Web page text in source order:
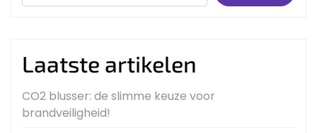
Laatste artikelen
CO2 blusser: de slimme keuze voor
brandveiligheid!